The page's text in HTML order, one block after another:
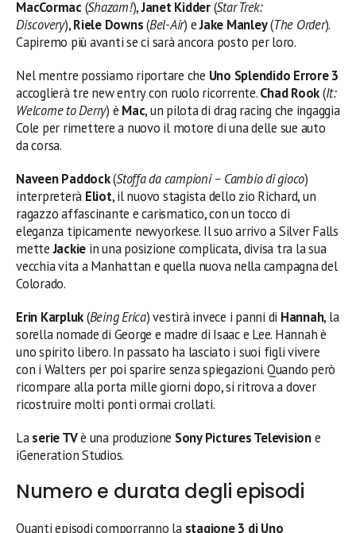
MacCormac (Shazam!),Janet Kidder(Star Trek:
Discovery),Riele Downs(Bel-Air) eJake Manley(The Order).
Capiremo più avanti se ci sarà ancora posto per loro.
Nel mentre possiamo riportare che Uno Splendido Errore 3
accoglierà tre new entry con ruolo ricorrente.Chad Rook(It:
Welcome to Derry) è Mac, un pilota di drag racing che ingaggia
Cole per rimettere a nuovo il motore di una delle sue auto
da corsa.
Naveen Paddock(Stoffa da campioni – Cambio di gioco)
interpreterà Eliot, il nuovo stagista dello zio Richard, un
ragazzo affascinante e carismatico, con un tocco di
eleganza tipicamente newyorkese. Il suo arrivo a Silver Falls
metteJackie in una posizione complicata, divisa tra la sua
vecchia vita a Manhattan e quella nuova nella campagna del
Colorado.
Erin Karpluk(Being Erica) vestirà invece i panni di Hannah, la
sorella nomade di George e madre di Isaac e Lee. Hannah è
uno spirito libero. In passato ha lasciato i suoi figli vivere
con i Walters per poi sparire senza spiegazioni. Quando però
ricompare alla porta mille giorni dopo, si ritrova a dover
ricostruire molti ponti ormai crollati.
Laserie TVè una produzione Sony Pictures Televisione
iGeneration Studios.
Numero e durata degli episodi
Quanti episodi comporranno la stagione 3 di Uno